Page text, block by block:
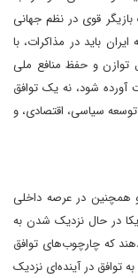
بازیگر قوی در نظم جهانی
باید در مذاکرات، با
توازن و حفظ منافع ملی
آورده شود، نه یک توافق
توسعه سیاسی، اقتصادی، و
همچنین در عرصه داخلی
در حال نزدیک شدن به
که چارچوب‌های توافق
در آینده‌ای نزدیک